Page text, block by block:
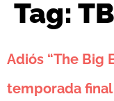
Tag:
Adiós “The Big
temporada final